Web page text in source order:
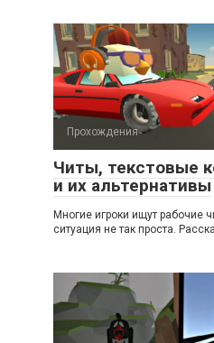
Прохождения
Читы, текстовые
и их альтернативы
Многие игроки ищут рабочие
ситуация не так проста.